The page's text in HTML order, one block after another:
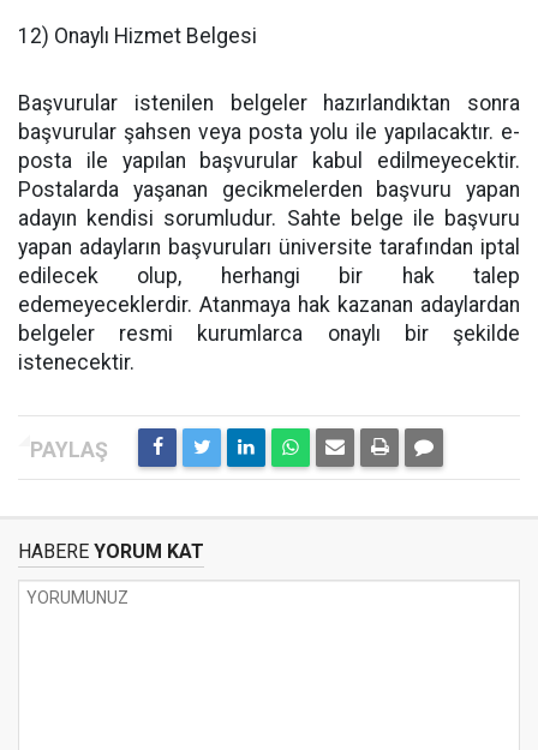
12) Onaylı Hizmet Belgesi
Başvurular istenilen belgeler hazırlandıktan sonra
başvurular şahsen veya posta yolu ile yapılacaktır. e-
posta ile yapılan başvurular kabul edilmeyecektir.
Postalarda yaşanan gecikmelerden başvuru yapan
adayın kendisi sorumludur. Sahte belge ile başvuru
yapan adayların başvuruları üniversite tarafından iptal
edilecek olup, herhangi bir hak talep
edemeyeceklerdir. Atanmaya hak kazanan adaylardan
belgeler resmi kurumlarca onaylı bir şekilde
istenecektir.
HABERE YORUM KAT